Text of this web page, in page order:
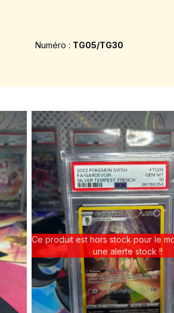
Numéro : TG05/TG30
Ce produit est hors stock pour le
une alerte stock !!